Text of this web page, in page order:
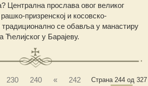
Централна прослава овог великог
призренској и косовско-
традиционално се обавља у манастиру
Ћелијског у Барајеву.
Страна 244 од 327
230 240 «
242